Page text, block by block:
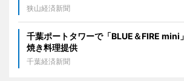
狭山経済新聞
千葉ポートタワーで「BLUE＆FIRE
焼き料理提供
千葉経済新聞